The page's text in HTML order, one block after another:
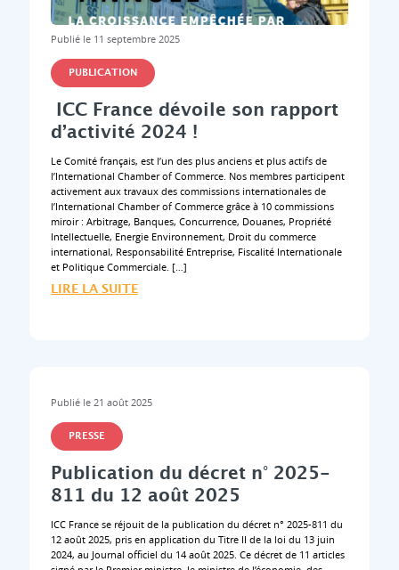
Publié le 11 septembre 2025
PUBLICATION
ICC France dévoile son rapport
d’activité 2024 !
Le Comité français, est l’un des plus anciens et plus actifs de
l’International Chamber of Commerce. Nos membres participent
activement aux travaux des commissions internationales de
l’International Chamber of Commerce grâce à 10 commissions
miroir : Arbitrage, Banques, Concurrence, Douanes, Propriété
Intellectuelle, Energie Environnement, Droit du commerce
international, Responsabilité Entreprise, Fiscalité Internationale
et Politique Commerciale. […]
LIRE LA SUITE
Publié le 21 août 2025
PRESSE
Publication du décret n° 2025-
811 du 12 août 2025
ICC France se réjouit de la publication du décret n° 2025-811 du
12 août 2025, pris en application du Titre II de la loi du 13 juin
2024, au Journal officiel du 14 août 2025. Ce décret de 11 articles